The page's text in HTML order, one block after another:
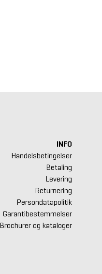
INFO
Handelsbetingelser
Betaling
Levering
Returnering
Persondatapolitik
Garantibestemmelser
Brochurer og kataloger